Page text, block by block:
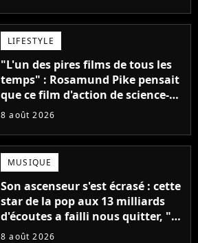
LIFESTYLE
"L'un des pires films de tous les
temps" : Rosamund Pike pensait
que ce film d'action de science-
fiction avec Dwayne Johnson
8 août 2026
MUSIQUE
Son ascenseur s'est écrasé : cette
star de la pop aux 13 milliards
d'écoutes a failli nous quitter, "Je
pensais ne plus jamais chanter"
8 août 2026